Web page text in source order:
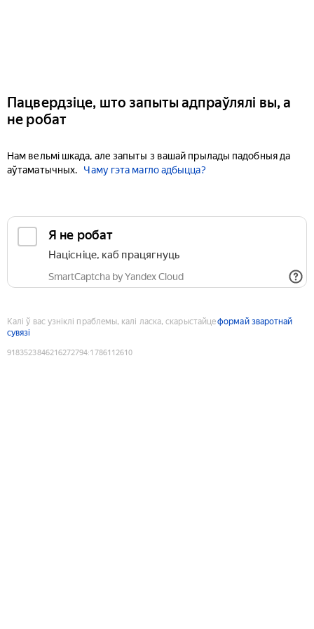
Пацвердзіце, што запыты адпраўлялі вы, а
не робат
Нам вельмі шкада, але запыты з вашай прылады падобныя да
аўтаматычных.
Чаму гэта магло адбыцца?
Я не робат
Націсніце, каб працягнуць
SmartCaptcha by Yandex Cloud
Калі ў вас узніклі праблемы, калі ласка, скарыстайцеформай зваротнай
сувязі
9183523846216272794:1786112610